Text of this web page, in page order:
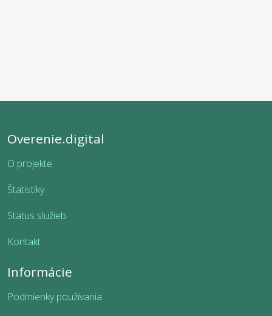
Overenie.digital
O projekte
Štatistiky
Status služieb
Kontakt
Informácie
Podmienky používania